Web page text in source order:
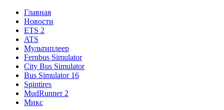
Главная
Новости
ETS 2
ATS
Мультиплеер
Fernbus Simulator
City Bus Simulator
Bus Simulator 16
Spintires
MudRunner 2
Микс